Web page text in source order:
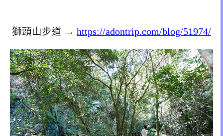
獅頭山步道 → https://adontrip.com/blog/51974/